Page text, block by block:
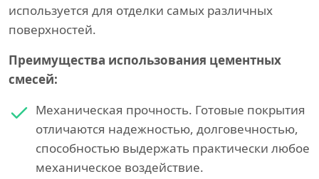
используется для отделки самых различных
поверхностей.
Преимущества использования цементных
смесей:
Механическая прочность. Готовые покрытия
отличаются надежностью, долговечностью,
способностью выдержать практически любое
механическое воздействие.